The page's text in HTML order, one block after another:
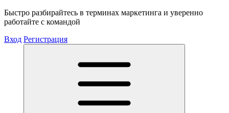
Быстро разбирайтесь в терминах маркетинга и уверенно
работайте с командой
Вход Регистрация